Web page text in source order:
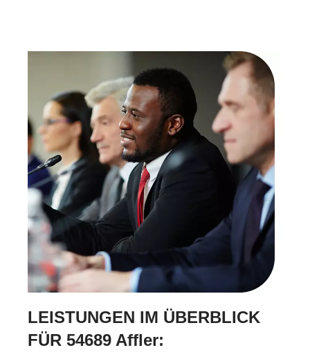
LEISTUNGEN IM ÜBERBLICK
FÜR 54689 Affler: